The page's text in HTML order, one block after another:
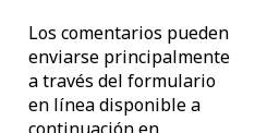
Los comentarios pueden
enviarse principalmente
a través del formulario
en línea disponible a